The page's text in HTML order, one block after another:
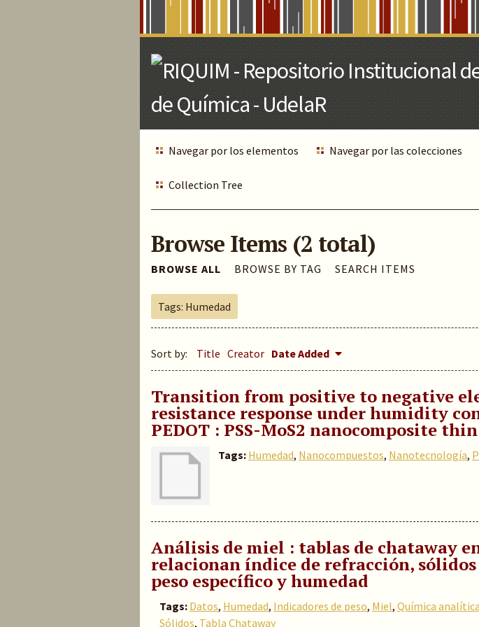
Navegar por los elementos Navegar por las colecciones
Collection Tree
Browse Items (2 total)
BROWSE ALL BROWSE BY TAG SEARCH ITEMS
Tags: Humedad
Sort by: Title Creator Date Added
Transition from positive to negative
resistance response under humidity
PEDOT : PSS-MoS2 nanocomposite
Tags: Humedad, Nanocompuestos, Nanotecnología,
Análisis de miel : tablas de chataway
relacionan índice de refracción,
peso específico y humedad
Tags: Datos, Humedad, Indicadores de peso, Miel, Química analítica
Sólidos, Tabla Chataway